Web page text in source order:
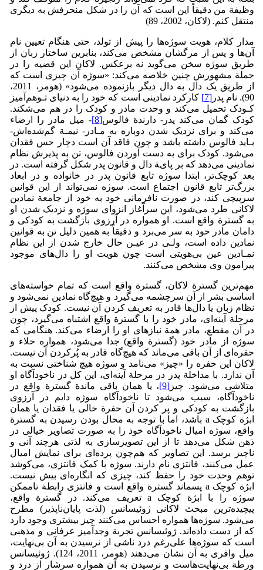
وظیفة من دقیقاً این است که آن را در شکل منحرفش به دیگری
منتقل کنم. (لاکان، 2002، 89)
مدار کلام، هویت سوژه‌ها را پیش از تولد، حتی هنگام تعیین نام
آن‌ها و پس از مرگشان مشخص می‌کند، بنابرین ساختار زبان از
طریق سوژه سخن می‌گوید نه برعکس. لاکان این قضیه را در
جملة مشهورش چنین خلاصه می‌کند: «سوژه آن چیزی است که
از طریق یک دال به دال دیگر بازنموده می‌شود» (هومر، 2011،
90). نام پدر
[7]
کارکرد نمادینی است که خود را به دنیای تـوهم‌آمیز
کـودک تحمیل می‌کند و وحدت مادر و کودک را در هم می‌شکند.
کودک گمان می‌کند پدر- دارندة فالوس[8]
- میل مادر را ارضاء
می‌کند و برای نزدیک شدن دوباره به مـادر- نیمـة گم‌شده‌اش-
بـاید فالوس داشته باشد و چون فاقد آن است دچار حس فقدان
می‌شود. کودک برای به دست آوردن فالوس، تن به پذیرش نظام
نمادینی می‌دهد که بر پایة دال و قانون پدر شکل گرفته است. در
بعد کوچک‌تر، ابتدا سوژه تابع قانون پدر در خانواده و در ابعاد
بزرگ‌تر تابع قانون اجتماع است. سوژه نمی‌تواند از این قوانین
سرپیچی کند، در صورت نافرمانی خود به خود از جامعة نمادین
لاکانی طرد می‌شود، این سرآغاز انزوای سوژه و نزدیک شدن او
به گسترة واقع است. او همواره در آرزوی بازگشت به کودکی و
دامان مادر خود به سر می‌برد و دقیقاً به همین دلیل تن به قوانین
نمادین داده است، ولـی در عیـن حال خارج شدن از این نظام
نمـادین عین بی‌هویتی است چون هویت او را دال‌های موجود
پیرامون وی مشخص می‌کنند.
مهم‌ترین گسترة لاکان، گسترة واقع است که تمام خواسته‌های
اساسی بشر از آن سرچشمه می‌گیرد و هیچ‌گاه نمادین نمی‌شود و
نظام زبان یا دال‌ها قادر به تعریف کردن آن نیست. کودک پیش از
مرحلة آینه‌ای، مادر خود را با گسترة واقع اشتباه می‌گیرد، چون
در آن مقطع، مادر همة نیازهای او را ارضاء می‌کند. هنگامی که
سوژه از مادر خود (گسترة واقع) جدا می‌شود، همواره خلاء و
حفره‌ای از آن باقی می‌ماند که هیچ‌گاه قادر به پُرکردن آن نیست.
لاکان این حفره را «چیز» می‌نامد و سوژه هیچ شناختی نسبت به
آن ندارد. با مداخلة پدر در مرحلة آینه‌ای، این کل در ناخودآگاه او
متلاشی می‌شود. چیز [9]
، یا همان باقی ماندة گسترة واقع در
ناخودآگاه، سبب می‌شود تا ناخودآگاه سوژه دایم در آرزوی
بازگشت به کودکی و پر کردن آن حفرة خالی یا فقدان یا همان
ابژة کوچک a باشد، اما با توجه به محال بودن رسیدن به گسترة
واقع، سوژه امیال ناخودآگاه خود را به صورت تصاویر خیالی در
ذهن شکل می‌دهد تا از این تصویرسازی به لذتی هرچند آنی و
ناچیز برسد. این تصاویر که هم‌چون پرده‌ای برای نمایش امیال
عمل می‌کنند، فانتزی نام دارند. سوژه با کمک فانتزی، می‌کوشد
توهم وحدت خود را حفظ کند، چیزی که انگاره‌ای بیش نیست.
ابژة کوچک a پسماند گسترة واقع است و فانتزی رابطة ناممکن
سوژه را با ابژة کوچک a تعریف می‌کند. در گسترة واقع،
پیچیده‌ترین مبحث لاکانی ژوئیسانس (لذت پایان‌ناپذیر) مطرح
می‌شود. سوژه‌ها همواره احساس می‌کنند چیز بیشتری وجود دارد
که از دست داده‌اند. ژوئیسانس تجربة وجدآمیز عرفانی و مذهبی
است که سوژه‌ها علی‌رغم درد ناشی از نرسیدن به آن بی‌نهایت،
میل وافری به آن نشان می‌دهند (هومر، 2011، 124). ژوئیسانس
ورطة بی‌نهایت‌هاست و نرسیدن به آن همواره سرشار از درد و